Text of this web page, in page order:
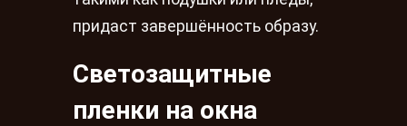
придаст завершённость образу.
Светозащитные
пленки на окна